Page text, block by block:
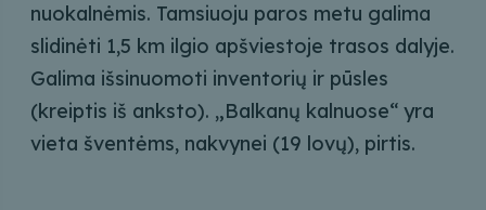
nuokalnėmis. Tamsiuoju paros metu galima
slidinėti 1,5 km ilgio apšviestoje trasos dalyje.
Galima išsinuomoti inventorių ir pūsles
(kreiptis iš anksto). „Balkanų kalnuose“ yra
vieta šventėms, nakvynei (19 lovų), pirtis.